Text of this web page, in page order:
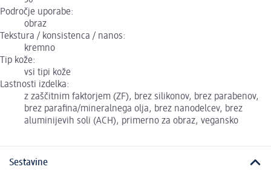
Področje uporabe:
obraz
Tekstura / konsistenca / nanos:
kremno
Tip kože:
vsi tipi kože
Lastnosti izdelka:
z zaščitnim faktorjem (ZF), brez silikonov, brez parabenov,
brez parafina/mineralnega olja, brez nanodelcev, brez
aluminijevih soli (ACH), primerno za obraz, vegansko
Sestavine